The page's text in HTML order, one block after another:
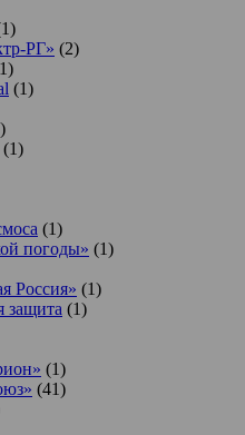
РГ» (2)
(1)
(1)
(1)
погоды» (1)
Россия» (1)
защита (1)
(1)
(41)